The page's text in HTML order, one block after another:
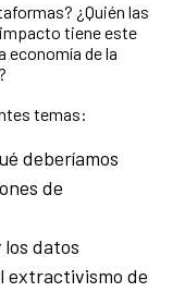
¿Quién las
impacto tiene este
economía de la
temas:
deberíamos
de
datos
extractivismo de